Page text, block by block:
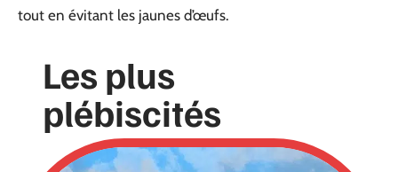
tout en évitant les jaunes d’œufs.
Les plus
plébiscités